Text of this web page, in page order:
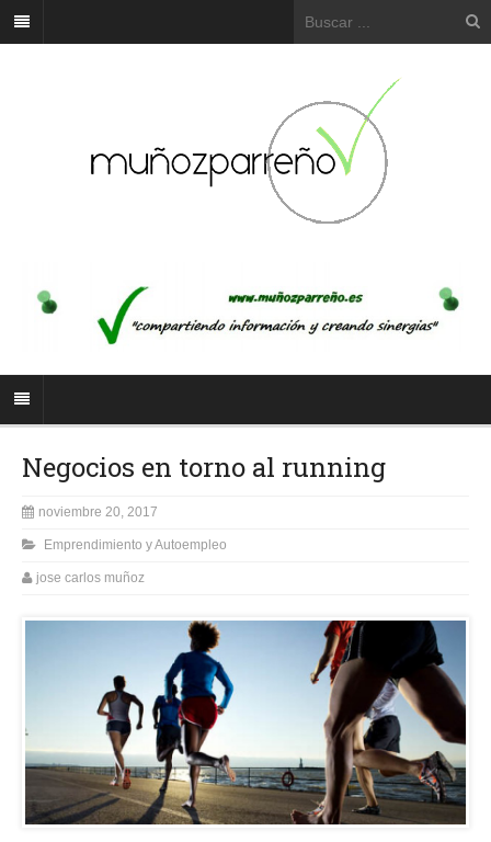
Negocios en torno al running
noviembre 20, 2017
Emprendimiento y Autoempleo
jose carlos muñoz